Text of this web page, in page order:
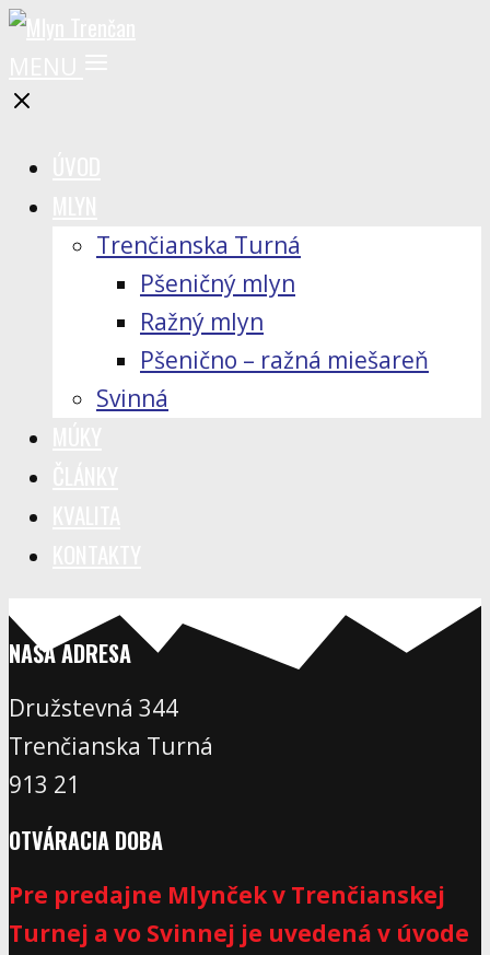
Trenčianska Turná
Pšeničný mlyn
Ražný mlyn
Pšenično – ražná miešareň
Svinná
NAŠA ADRESA
Družstevná 344
Trenčianska Turná
913 21
OTVÁRACIA DOBA
Pre predajne Mlynček v Trenčianskej
Turnej a vo Svinnej je uvedená v úvode